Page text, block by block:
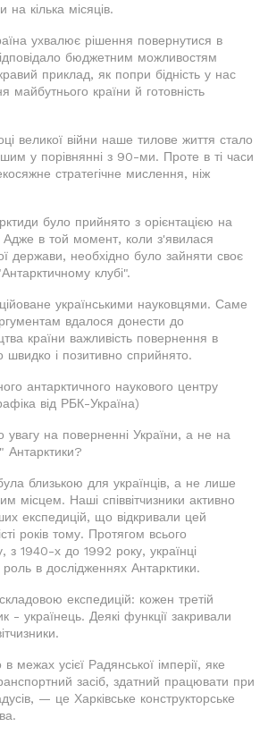
на кілька місяців.
ухвалює рішення повернутися в
бюджетним можливостям
приклад, як попри бідність у нас
майбутнього країни й готовність
великої війни наше тилове життя стало
у порівнянні з 90-ми. Проте в ті часи
стратегічне мислення, ніж
було прийнято з орієнтацією на
Адже в той момент, коли з'явилася
держави, необхідно було зайняти своє
клубі".
українськими науковцями. Саме
вдалося донести до
країни важливість повернення в
швидко і позитивно сприйнято.
антарктичного наукового центру
від РБК-Україна)
на поверненні України, а не на
Антарктики?
близькою для українців, а не лише
місцем. Наші співвітчизники активно
експедицій, що відкривали цей
років тому. Протягом всього
з 1940-х до 1992 року, українці
роль в дослідженнях Антарктики.
експедицій: кожен третій
- українець. Деякі функції закривали
межах усієї Радянської імперії, яке
засіб, здатний працювати при
— це Харківське конструкторське